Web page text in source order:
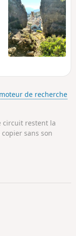
moteur de recherche
circuit restent la
sans son